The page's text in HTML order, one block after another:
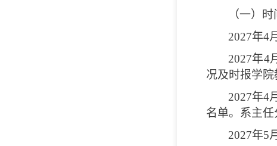
（一）
2027年4
2027年4
况及时报学院
2027年4
名单。系主任
2027年5